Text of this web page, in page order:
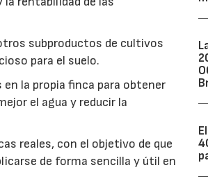
subproductos de cultivos
para el suelo.
la propia finca para obtener
el agua y reducir la
reales, con el objetivo de que
de forma sencilla y útil en